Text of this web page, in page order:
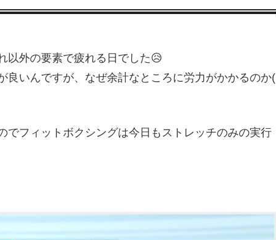
以外の要素で疲れる日でした😥
良いんですが、なぜ余計なところに労力がかかるのか(
でフィットボクシングは今日もストレッチのみの実行